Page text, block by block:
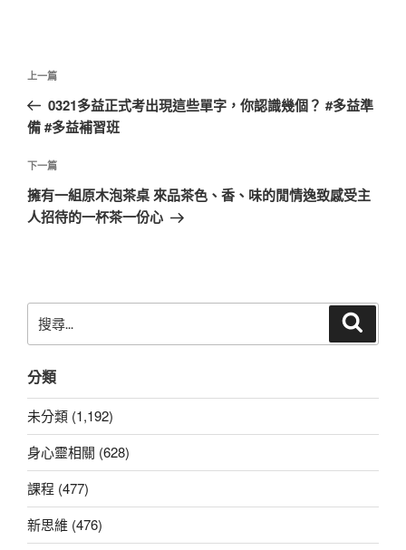
文
導
覽
上
一
篇
章
上一篇
0321多益正式考出現這些單字，你認識幾個？ #多益準
備 #多益補習班
下
一
篇
下一篇
擁有一組原木泡茶桌 來品茶色、香、味的閒情逸致感受主
人招待的一杯茶一份心
尋
鍵
字:
分類
未分類 (1,192)
身心靈相關 (628)
課程 (477)
新思維 (476)